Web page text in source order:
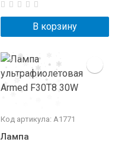
В корзину
Код артикула: А1771
Лампа